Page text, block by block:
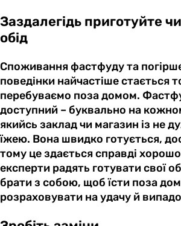
Заздалегідь приготуйте
обід
Споживання фастфуду та
поведінки найчастіше стається
перебуваємо поза домом.
доступний – буквально на
якийсь заклад чи магазин із не
їжею. Вона швидко готується,
тому це здається справді
експерти радять готувати свої
брати з собою, щоб їсти поза
розраховувати на удачу й